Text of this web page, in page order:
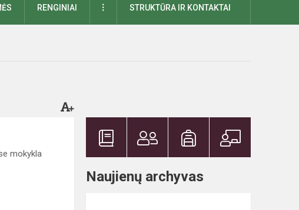
RENGINIAI DAUGIAUSTRUKTŪRA IR KONTAKTAI
mokykla
Naujienų archyvas